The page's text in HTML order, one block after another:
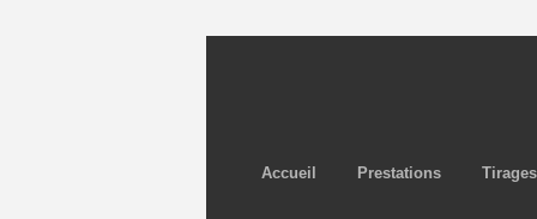
Accueil Prestations Tirages